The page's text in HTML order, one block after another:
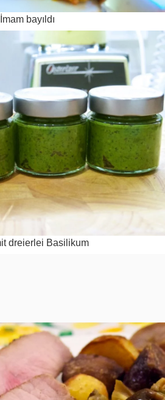
İmam bay­ıldı
drei­er­lei Basilikum